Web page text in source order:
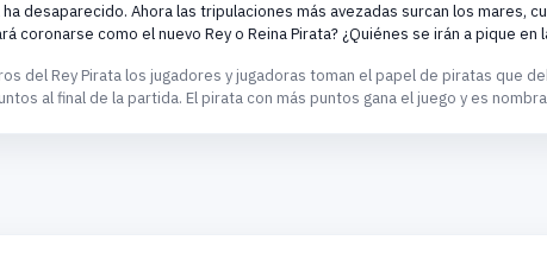
ha desaparecido. Ahora las tripulaciones más avezadas surcan los mares,
coronarse como el nuevo Rey o Reina Pirata? ¿Quiénes se irán a pique
del Rey Pirata los jugadores y jugadoras toman el papel de piratas que
al final de la partida. El pirata con más puntos gana el juego y es